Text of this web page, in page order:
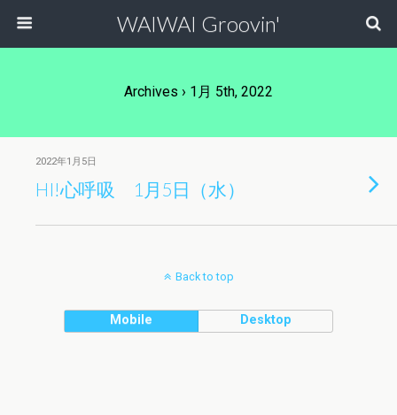
WAIWAI Groovin'
Archives › 1月 5th, 2022
2022年1月5日
HI!心呼吸 1月5日（水）
Back to top
Mobile Desktop